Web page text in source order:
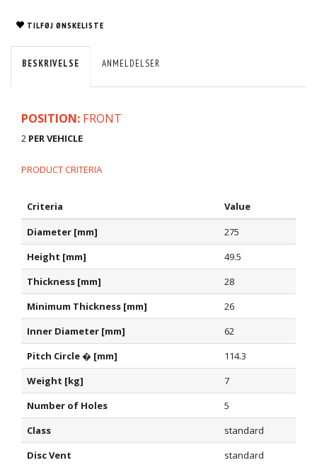
TILFØJ ØNSKELISTE
BESKRIVELSE ANMELDELSER
POSITION: FRONT
2 PER VEHICLE
PRODUCT CRITERIA
Criteria
Value
Diameter [mm]
275
Height [mm]
49.5
Thickness [mm]
28
Minimum Thickness [mm]
26
Inner Diameter [mm]
62
Pitch Circle � [mm]
114.3
Weight [kg]
7
Number of Holes
5
Class
standard
Disc Vent
standard